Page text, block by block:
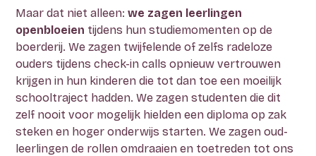
Maar dat niet alleen:we zagen leerlingen
openbloeien tijdens hun studiemomenten op de
boerderij. We zagen twijfelende of zelfs radeloze
ouders tijdens check-in calls opnieuw vertrouwen
krijgen in hun kinderen die tot dan toe een moeilijk
schooltraject hadden. We zagen studenten die dit
zelf nooit voor mogelijk hielden een diploma op zak
steken en hoger onderwijs starten. We zagen oud-
leerlingen de rollen omdraaien en toetreden tot ons